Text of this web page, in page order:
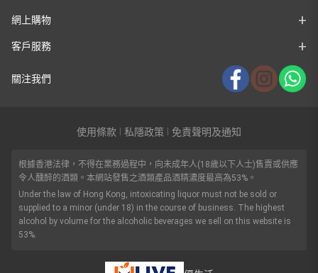
網上購物
客戶服務
關注我們
使用條款 私隱政策 免責聲明及通知
根據香港法律，不得在業務過程中，向未成年人(18歲以下人士)售賣或供應
令人醺醉的酒類。本網站發售之酒類產品酒精濃度最高為53%。
Under the law of Hong Kong, intoxicating liquor must not be sold or
supplied to a minor (under 18) in the course of business. The highest
alcohol by volume for the alcoholic beverages we sell on this website is
53%.